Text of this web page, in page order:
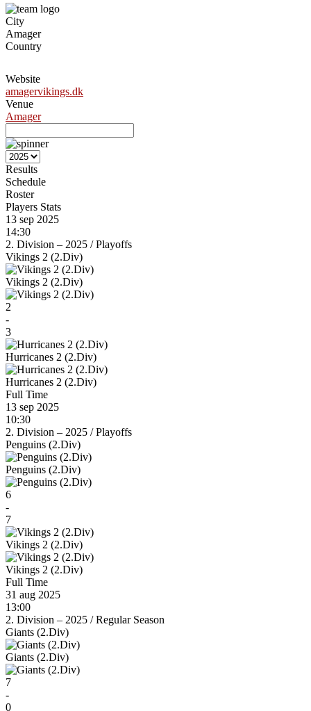
City
Amager
Country
Website
amagervikings.dk
Venue
Amager
Results
Schedule
Roster
Players Stats
13 sep 2025
14:30
2. Division – 2025 /Playoffs
Vikings 2 (2.Div)
Vikings 2 (2.Div)
2
-
3
Hurricanes 2 (2.Div)
Hurricanes 2 (2.Div)
Full Time
13 sep 2025
10:30
2. Division – 2025 /Playoffs
Penguins (2.Div)
Penguins (2.Div)
6
-
7
Vikings 2 (2.Div)
Vikings 2 (2.Div)
Full Time
31 aug 2025
13:00
2. Division – 2025 /Regular Season
Giants (2.Div)
Giants (2.Div)
7
-
0